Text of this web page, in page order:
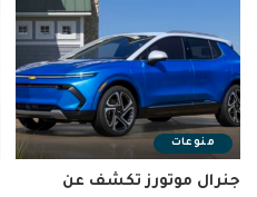
منوعات
جنرال موتورز تكشف عن